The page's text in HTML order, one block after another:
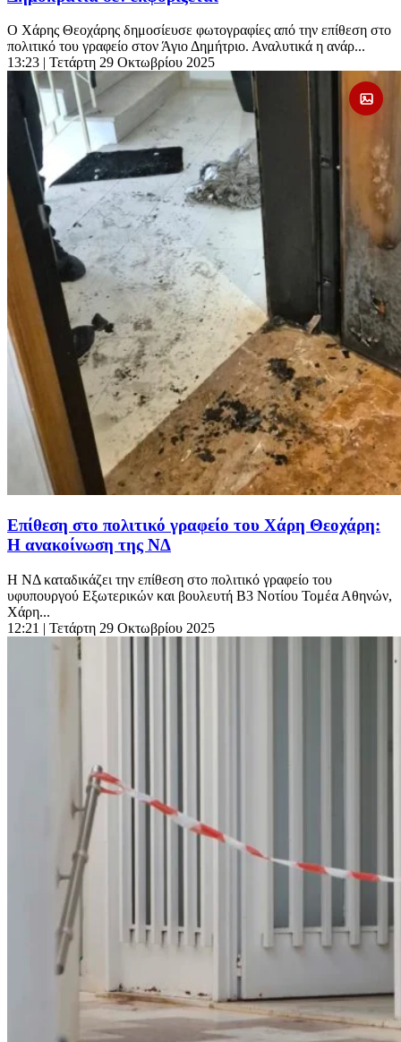
Ο Χάρης Θεοχάρης δημοσίευσε φωτογραφίες από την επίθεση στο
πολιτικό του γραφείο στον Άγιο Δημήτριο. Αναλυτικά η ανάρ...
13:23 | Τετάρτη 29 Οκτωβρίου 2025
Επίθεση στο πολιτικό γραφείο του Χάρη Θεοχάρη:
Η ανακοίνωση της ΝΔ
Η ΝΔ καταδικάζει την επίθεση στο πολιτικό γραφείο του
υφυπουργού Εξωτερικών και βουλευτή Β3 Νοτίου Τομέα Αθηνών,
Χάρη...
12:21 | Τετάρτη 29 Οκτωβρίου 2025